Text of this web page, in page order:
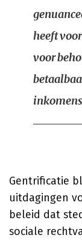
heeft
voor
Gentrificatie
uitdagingen
beleid dat
sociale